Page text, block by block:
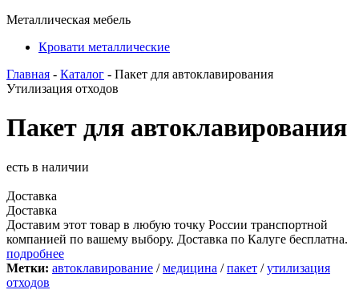
Металлическая мебель
Кровати металлические
Главная - Каталог - Пакет для автоклавирования
Утилизация отходов
Пакет для автоклавирования
есть в наличии
Доставка
Доставка
Доставим этот товар в любую точку России транспортной
компанией по вашему выбору. Доставка по Калуге бесплатна.
подробнее
Метки: автоклавирование /медицина /пакет /утилизация
отходов